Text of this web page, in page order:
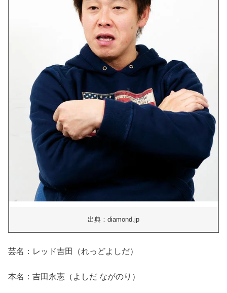
出典：diamond.jp
芸名：レッド吉田（れっどよしだ）
本名：吉田永憲（よしだ ながのり）